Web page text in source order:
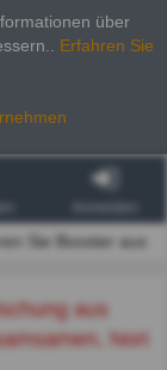
über
Erfahren Sie
Sie Booster aus
Nori